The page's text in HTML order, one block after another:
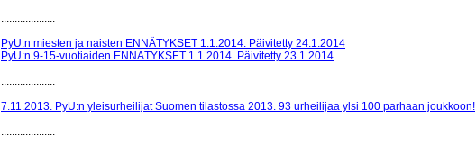
....................
PyU:n miesten ja naisten ENNÄTYKSET 1.1.2014. Päivitetty 24.1.2014
PyU:n 9-15-vuotiaiden ENNÄTYKSET 1.1.2014. Päivitetty 23.1.2014
....................
7.11.2013. PyU:n yleisurheilijat Suomen tilastossa 2013. 93 urheilijaa ylsi 100 parhaan joukkoon!
....................